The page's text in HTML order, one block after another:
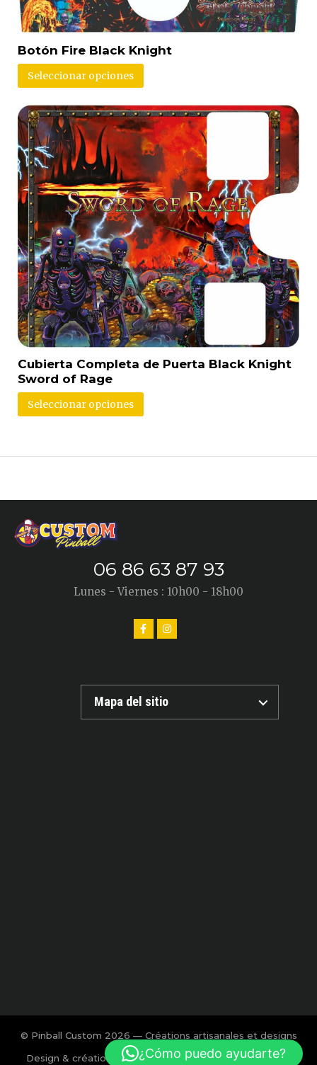
Botón Fire Black Knight
Seleccionar opciones
Cubierta Completa de Puerta Black Knight
Sword of Rage
Seleccionar opciones
06 86 63 87 93
Lunes - Viernes : 10h00 - 18h00
Mapa del sitio
© Pinball Custom 2026 — Créations artisanales et designs
exclusifs pour flipper.
Design & création : Charlotte Calmon — Agence BOOM!
¿Cómo puedo ayudarte?